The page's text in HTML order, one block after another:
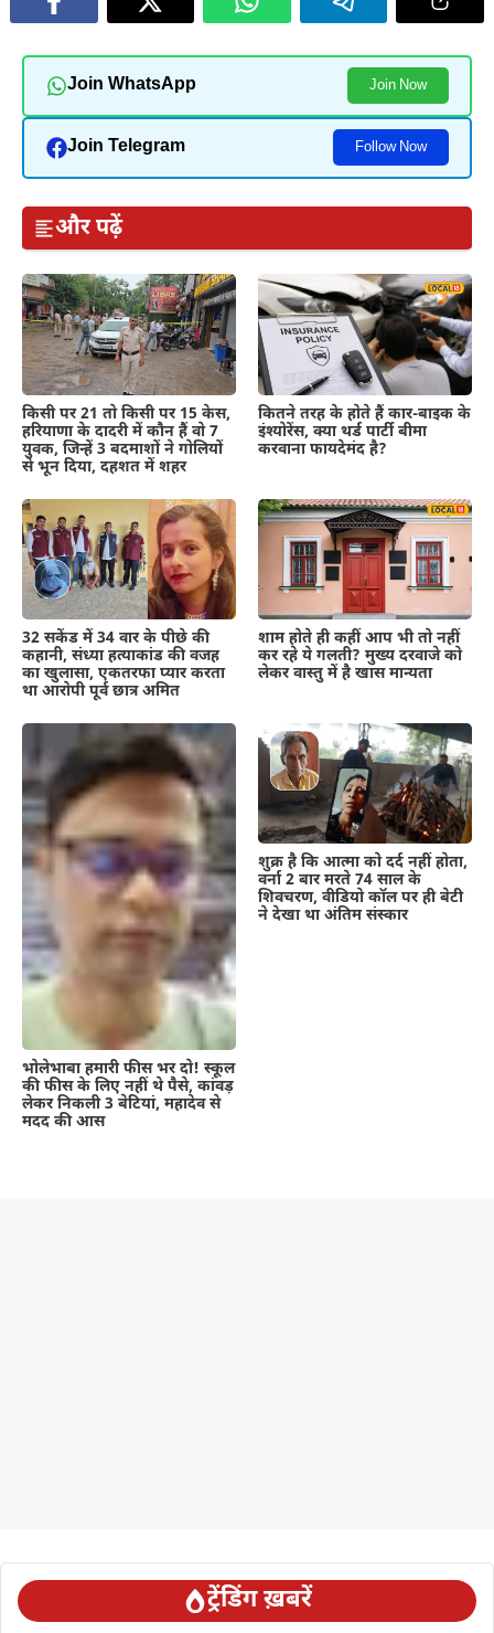
Join WhatsApp Join Now
Join Telegram Follow Now
और पढ़ें
किसी पर 21 तो किसी पर 15 केस,
हरियाणा के दादरी में कौन हैं वो 7
युवक, जिन्हें 3 बदमाशों ने गोलियों
से भून दिया, दहशत में शहर
कितने तरह के होते हैं कार-बाइक के
इंश्योरेंस, क्या थर्ड पार्टी बीमा
करवाना फायदेमंद है?
32 सकेंड में 34 वार के पीछे की
कहानी, संध्या हत्याकांड की वजह
का खुलासा, एकतरफा प्यार करता
था आरोपी पूर्व छात्र अमित
शाम होते ही कहीं आप भी तो नहीं
कर रहे ये गलती? मुख्य दरवाजे को
लेकर वास्तु में है खास मान्यता
भोलेभाबा हमारी फीस भर दो! स्कूल
की फीस के लिए नहीं थे पैसे, कांवड़
लेकर निकली 3 बेटियां, महादेव से
मदद की आस
शुक्र है कि आत्मा को दर्द नहीं होता,
वर्ना 2 बार मरते 74 साल के
शिवचरण, वीडियो कॉल पर ही बेटी
ने देखा था अंतिम संस्कार
ट्रेंडिंग ख़बरें